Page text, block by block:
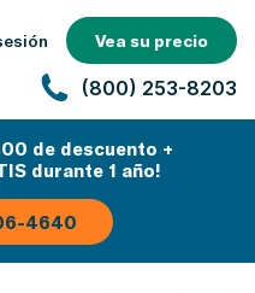
Vea su precio
(800) 253-8203
de descuento +
durante 1 año!
4640